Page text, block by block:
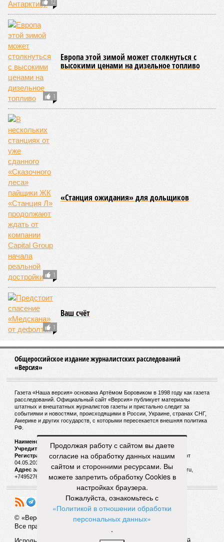
1
Европа этой зимой может столкнуться с
высокими ценами на дизельное топливо
1
«Станция ожидания» для дольщиков
1
Ваш счёт
Общероссийское издание журналистских расследований
«Версия»
Газета «Наша версия» основана Артёмом Боровиком в 1998 году как газета
расследований. Официальный сайт «Версия» публикует материалы
штатных и внештатных журналистов газеты и пристально следит за
событиями и новостями, происходящими в России, Украине, странах СНГ,
Америке и других государств, с которыми пересекается внешняя политика
РФ.
Наименование:
Учредитель:
ООО «Версия»,Главный редактор:Горевой Р. Г.
Регистрационный номер Роскомнадзора:ЭЛ № ФС 77 - 72681 от
04.05.2018 г.
Адрес электронной почты и телефон редакции:versia@versia.ru,
+74952760348
© «Версия»
Все права защищены
Продолжая работу с сайтом вы даете
согласие на обработку данных нашим
сайтом и сторонними ресурсами. Вы
можете запретить обработку Cookies в
настройках браузера.
Пожалуйста, ознакомьтесь с
«Политикой в отношении обработки
персональных данных»
.